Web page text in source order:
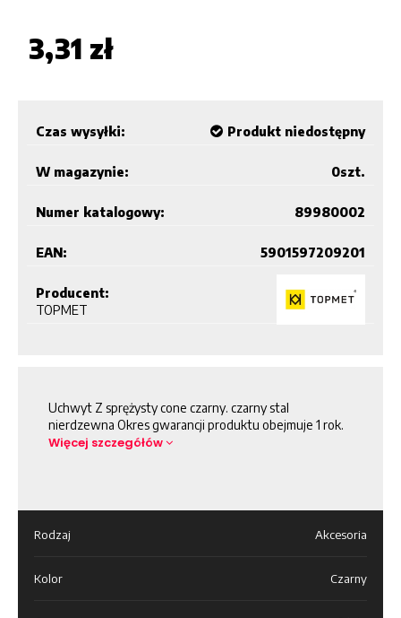
3,31 zł
Czas wysyłki: Produkt niedostępny
W magazynie: szt.
0
Numer katalogowy: 89980002
EAN: 5901597209201
Producent:
TOPMET
Uchwyt Z sprężysty cone czarny. czarny stal
nierdzewna Okres gwarancji produktu obejmuje 1 rok.
Więcej szczegółów
Rodzaj Akcesoria
Kolor Czarny